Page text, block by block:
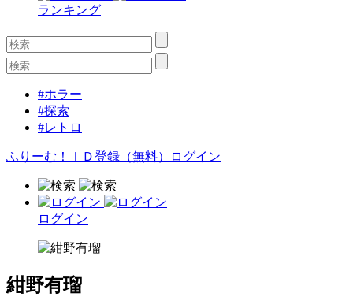
ランキング
#ホラー
#探索
#レトロ
ふりーむ！ＩＤ登録（無料） ログイン
ログイン
紺野有瑠